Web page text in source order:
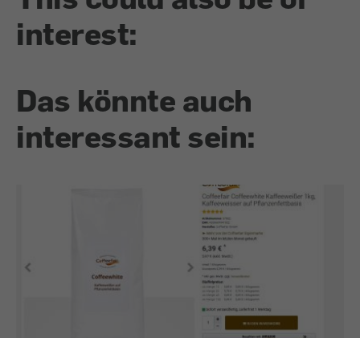
interest:
Das könnte auch
interessant sein: